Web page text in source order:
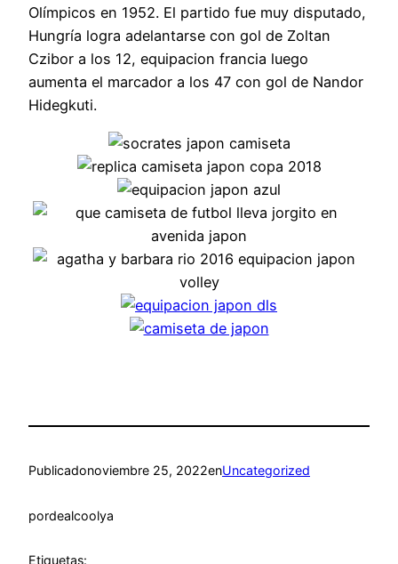
Olímpicos en 1952. El partido fue muy disputado,
Hungría logra adelantarse con gol de Zoltan
Czibor a los 12, equipacion francia luego
aumenta el marcador a los 47 con gol de Nandor
Hidegkuti.
Publicadonoviembre 25, 2022enUncategorized
pordealcoolya
Etiquetas: